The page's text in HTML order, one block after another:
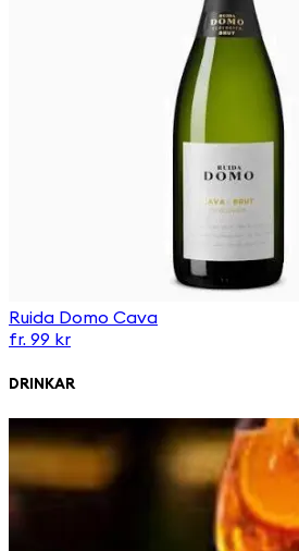
Ruida Domo Cava
fr. 99 kr
DRINKAR